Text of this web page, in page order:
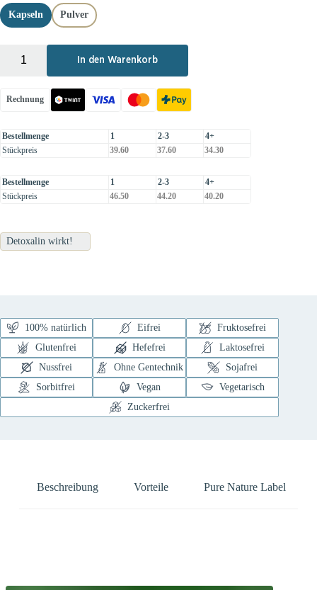
Kapseln Pulver
In den Warenkorb
Rechnung
Bestellmenge 1 2-3
4+
Stückpreis
39.60 37.60 34.30
Bestellmenge 1 2-3
4+
Stückpreis
46.50 44.20 40.20
Detoxalin wirkt!
100% natürlich Eifrei
Fruktosefrei
Glutenfrei
Hefefrei
Laktosefrei
Nussfrei
Ohne Gentechnik
Sojafrei
Sorbitfrei
Vegan
Vegetarisch
Zuckerfrei
Beschreibung Vorteile Pure Nature Label